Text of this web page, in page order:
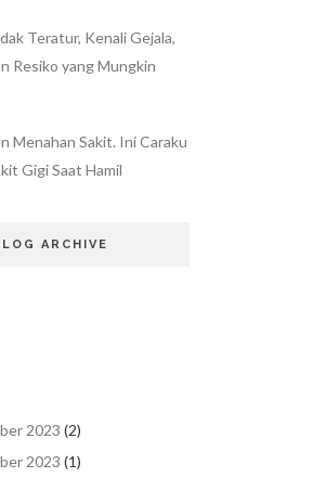
Teratur, Kenali Gejala,
Resiko yang Mungkin
Menahan Sakit. Ini Caraku
Gigi Saat Hamil
ARCHIVE
2023 (2)
2023 (1)